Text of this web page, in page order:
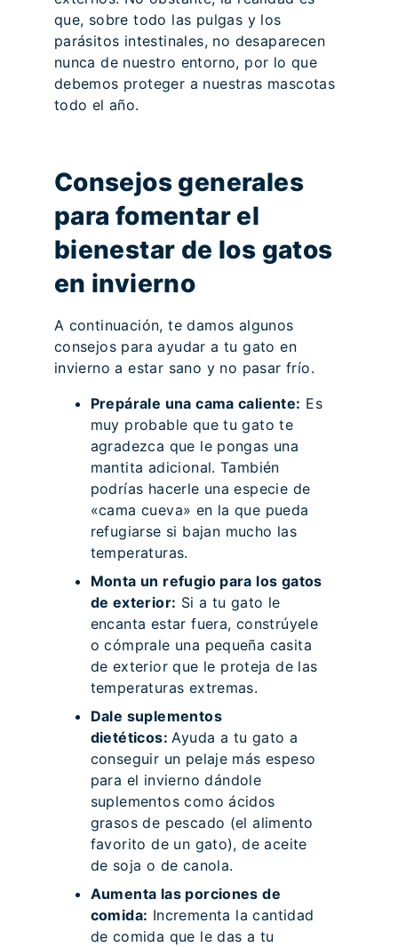
que, sobre todo las pulgas y los
parásitos intestinales, no desaparecen
nunca de nuestro entorno, por lo que
debemos proteger a nuestras mascotas
todo el año.
Consejos generales
para fomentar el
bienestar de los gatos
en invierno
A continuación, te damos algunos
consejos para ayudar a tu gato en
invierno a estar sano y no pasar frío.
Prepárale una cama caliente: Es
muy probable que tu gato te
agradezca que le pongas una
mantita adicional. También
podrías hacerle una especie de
«cama cueva» en la que pueda
refugiarse si bajan mucho las
temperaturas.
Monta un refugio para los gatos
de exterior: Si a tu gato le
encanta estar fuera, constrúyele
o cómprale una pequeña casita
de exterior que le proteja de las
temperaturas extremas.
Dale suplementos
dietéticos:Ayuda a tu gato a
conseguir un pelaje más espeso
para el invierno dándole
suplementos como ácidos
grasos de pescado (el alimento
favorito de un gato), de aceite
de soja o de canola.
Aumenta las porciones de
comida: Incrementa la cantidad
de comida que le das a tu